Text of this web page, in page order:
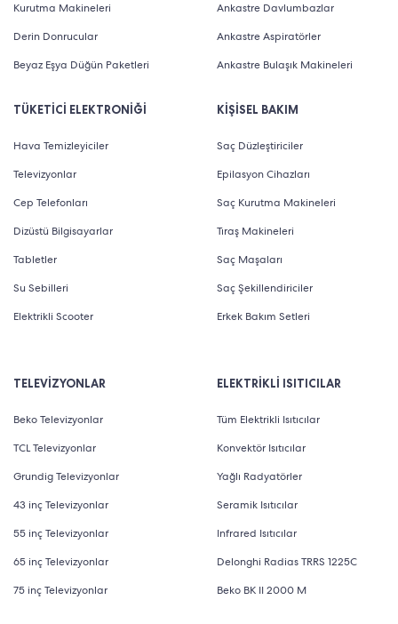
Kurutma Makineleri
Derin Donrucular
Beyaz Eşya Düğün Paketleri
TÜKETİCİ ELEKTRONİĞİ
Hava Temizleyiciler
Televizyonlar
Cep Telefonları
Dizüstü Bilgisayarlar
Tabletler
Su Sebilleri
Elektrikli Scooter
Ankastre Davlumbazlar
Ankastre Aspiratörler
Ankastre Bulaşık Makineleri
KİŞİSEL BAKIM
Saç Düzleştiriciler
Epilasyon Cihazları
Saç Kurutma Makineleri
Tıraş Makineleri
Saç Maşaları
Saç Şekillendiriciler
Erkek Bakım Setleri
TELEVİZYONLAR
Beko Televizyonlar
TCL Televizyonlar
Grundig Televizyonlar
43 inç Televizyonlar
55 inç Televizyonlar
65 inç Televizyonlar
75 inç Televizyonlar
ELEKTRİKLİ ISITICILAR
Tüm Elektrikli Isıtıcılar
Konvektör Isıtıcılar
Yağlı Radyatörler
Seramik Isıtıcılar
Infrared Isıtıcılar
Delonghi Radias TRRS 1225C
Beko BK II 2000 M